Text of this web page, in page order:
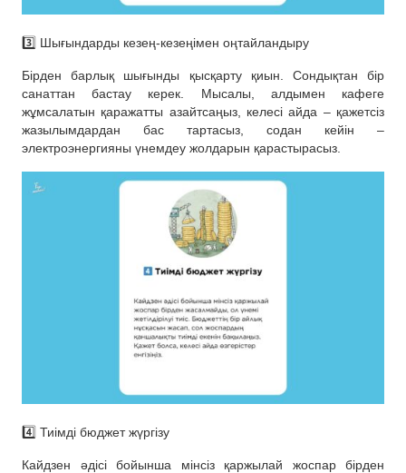
3️⃣ Шығындарды кезең-кезеңімен оңтайландыру
Бірден барлық шығынды қысқарту қиын. Сондықтан бір
санаттан бастау керек. Мысалы, алдымен кафеге
жұмсалатын қаражатты азайтсаңыз, келесі айда – қажетсіз
жазылымдардан бас тартасыз, содан кейін –
электроэнергияны үнемдеу жолдарын қарастырасыз.
4️⃣ Тиімді бюджет жүргізу
Кайдзен әдісі бойынша мінсіз қаржылай жоспар бірден